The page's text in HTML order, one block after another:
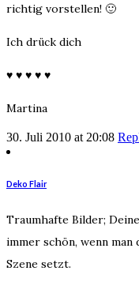
richtig vorstellen! 🙂
Ich drück dich
♥ ♥ ♥ ♥ ♥
Martina
30. Juli 2010 at 20:08
Deko Flair
Traumhafte Bilder;
immer schön, wenn man
Szene setzt.